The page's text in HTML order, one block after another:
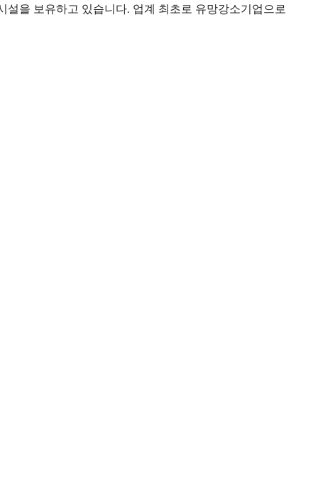
을 보유하고 있습니다. 업계 최초로 유망강소기업으로